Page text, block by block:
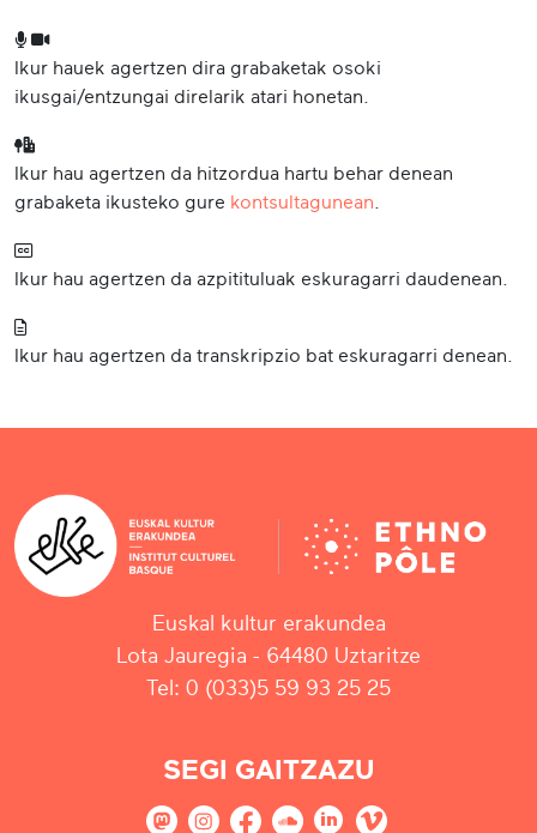
Ikur hauek agertzen dira grabaketak osoki
ikusgai/entzungai direlarik atari honetan.
Ikur hau agertzen da hitzordua hartu behar denean
grabaketa ikusteko gure kontsultagunean
Ikur hau agertzen da azpitituluak eskuragarri daudenean.
Ikur hau agertzen da transkripzio bat eskuragarri denean.
Euskal kultur erakundea
Lota Jauregia - 64480 Uztaritze
Tel: 0 (033)5 59 93 25 25
SEGI GAITZAZU